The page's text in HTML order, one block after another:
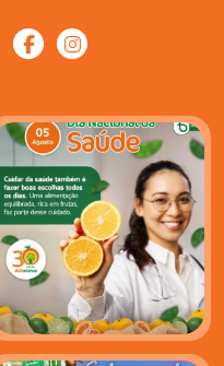
No Dia Nacional da Saúde, vale
lembrar que o...
12 1